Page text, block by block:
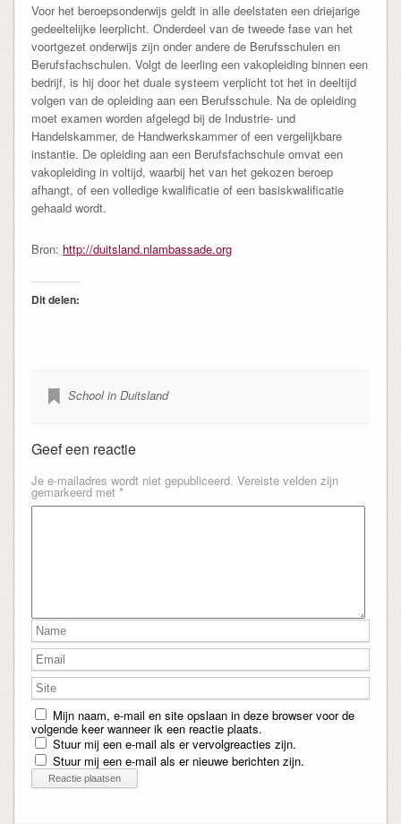
Voor het beroepsonderwijs geldt in alle deelstaten een driejarige
gedeeltelijke leerplicht. Onderdeel van de tweede fase van het
voortgezet onderwijs zijn onder andere de Berufsschulen en
Berufsfachschulen. Volgt de leerling een vakopleiding binnen een
bedrijf, is hij door het duale systeem verplicht tot het in deeltijd
volgen van de opleiding aan een Berufsschule. Na de opleiding
moet examen worden afgelegd bij de Industrie- und
Handelskammer, de Handwerkskammer of een vergelijkbare
instantie. De opleiding aan een Berufsfachschule omvat een
vakopleiding in voltijd, waarbij het van het gekozen beroep
afhangt, of een volledige kwalificatie of een basiskwalificatie
gehaald wordt.
Bron: http://duitsland.nlambassade.org
Dit delen:
School in Duitsland
Geef een reactie
Je e-mailadres wordt niet gepubliceerd. Vereiste velden zijn
gemarkeerd met *
Mijn naam, e-mail en site opslaan in deze browser voor de
volgende keer wanneer ik een reactie plaats.
Stuur mij een e-mail als er vervolgreacties zijn.
Stuur mij een e-mail als er nieuwe berichten zijn.